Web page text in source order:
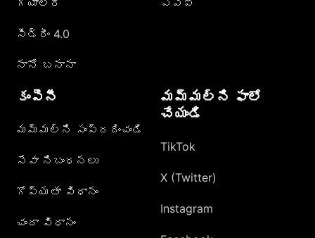
సీడ్రీం 4.0
నానో బనానా
కంపెనీ
మమ్మల్ని సంప్రదించండి
సేవా నిబంధనలు
గోప్యతా విధానం
చందా విధానం
మమ్మల్ని ఫాలో
చేయండి
TikTok
X (Twitter)
Instagram